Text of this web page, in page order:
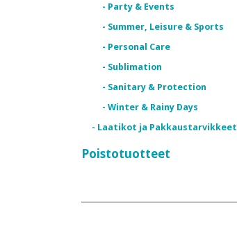
- Party & Events
- Summer, Leisure & Sports
- Personal Care
- Sublimation
- Sanitary & Protection
- Winter & Rainy Days
- Laatikot ja Pakkaustarvikkeet
Poistotuotteet